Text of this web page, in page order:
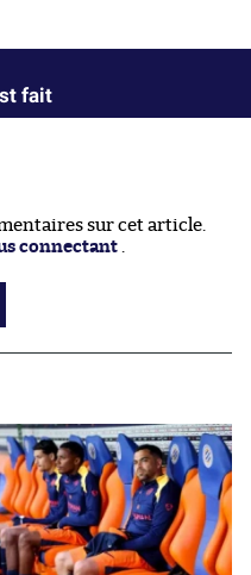
fait
sur cet article.
connectant .